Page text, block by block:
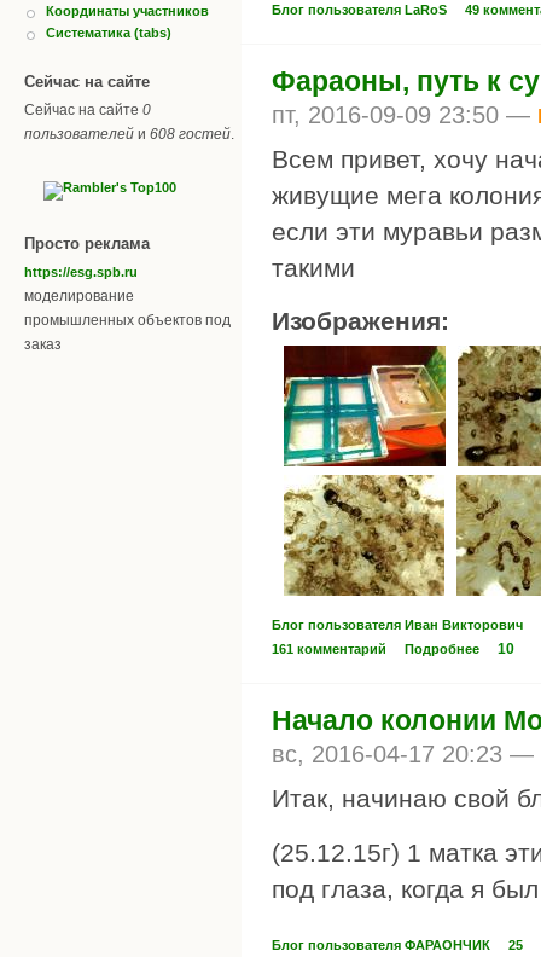
Координаты участников
Систематика (tabs)
Сейчас на сайте
Сейчас на сайте 0
пользователей и 608 гостей
Просто реклама
https://esg.spb.ru
моделирование
промышленных объектов под
заказ
Блог пользователя LaRoS 49
Фараоны, путь к
пт, 2016-09-09 23:50 —
Всем привет, хочу
живущие мега
если эти муравьи
такими
Изображения:
Блог пользователя Иван Викторович
161 комментарий
Подробнее 10
Начало колонии
вс, 2016-04-17 20:23 —
Итак, начинаю свой
(25.12.15г) 1 матка
под глаза, когда я
Блог пользователя ФАРАОНЧИК
25